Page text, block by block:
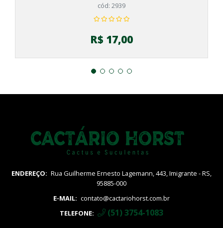
cód: 2939
R$ 17,00
ENDEREÇO: Rua Guilherme Ernesto Lagemann, 443, Imigrante - RS,
95885-000
E-MAIL: contato@cactariohorst.com.br
TELEFONE:
(51) 3754-1083